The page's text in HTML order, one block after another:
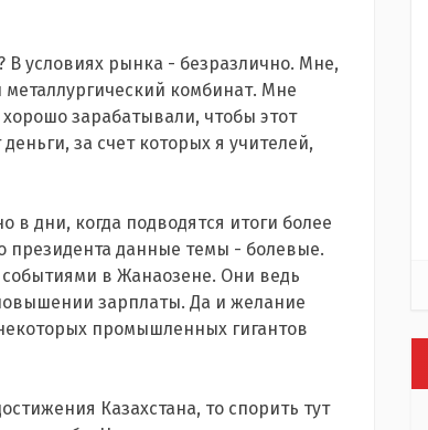
В условиях рынка - безразлично. Мне,
комбинат. Мне
зарабатывали, чтобы этот
за счет которых я учителей,
дни, когда подводятся итоги более
президента данные темы - болевые.
в Жанаозене. Они ведь
зарплаты. Да и желание
промышленных гигантов
Казахстана, то спорить тут